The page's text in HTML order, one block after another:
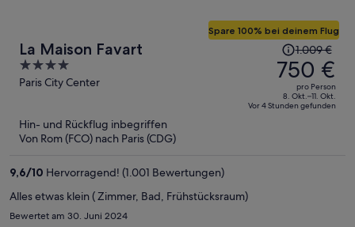
La Maison Favart
4
out
Paris City Center
Spare 100% bei deinem Flug
Der
Preis
betrug
1.009 €,
jetzt
1.009 €
750 €
pro Person
8. Okt.–11. Okt.
Vor 4 Stunden gefunden
Hin- und Rückflug inbegriffen
Von Rom (FCO) nach Paris (CDG)
9,6/10 Hervorragend! (1.001 Bewertungen)
Alles etwas klein ( Zimmer, Bad, Frühstücksraum)
Bewertet am 30. Juni 2024